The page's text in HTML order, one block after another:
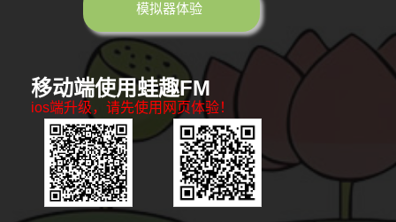
模拟器体验
移动端使用蛙趣FM
ios端升级，请先使用网页体验！